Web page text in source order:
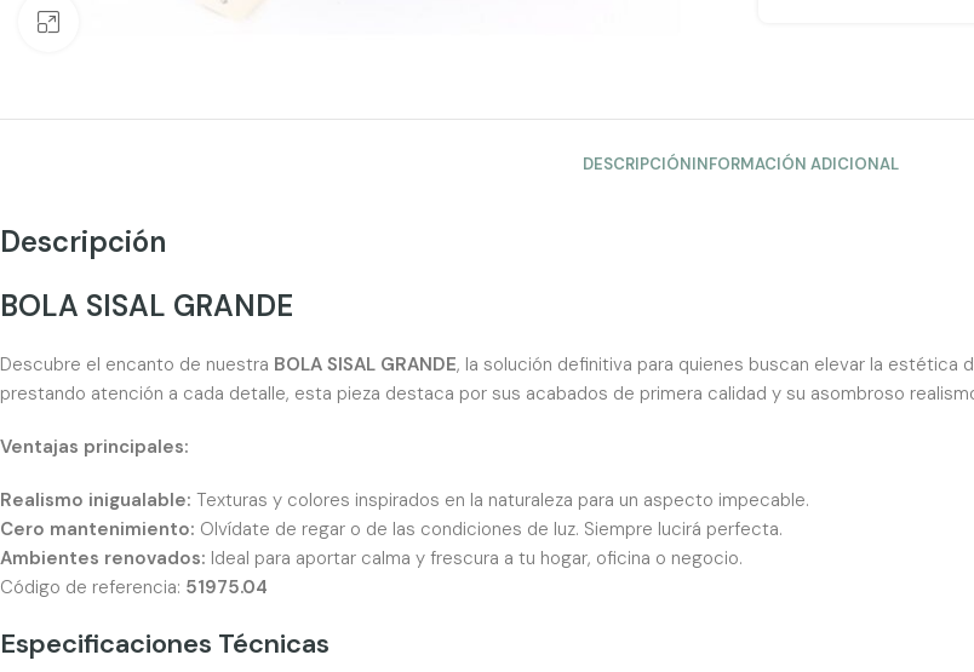
DESCRIPCIÓNINFORMACIÓN ADICIONAL
Descripción
BOLA SISAL GRANDE
Descubre el encanto de nuestra BOLA SISAL GRANDE, la solución definitiva para quienes buscan elevar la estética
prestando atención a cada detalle, esta pieza destaca por sus acabados de primera calidad y su asombroso
Ventajas principales:
Realismo inigualable: Texturas y colores inspirados en la naturaleza para un aspecto impecable.
Cero mantenimiento: Olvídate de regar o de las condiciones de luz. Siempre lucirá perfecta.
Ambientes renovados: Ideal para aportar calma y frescura a tu hogar, oficina o negocio.
Código de referencia: 51975.04
Especificaciones Técnicas